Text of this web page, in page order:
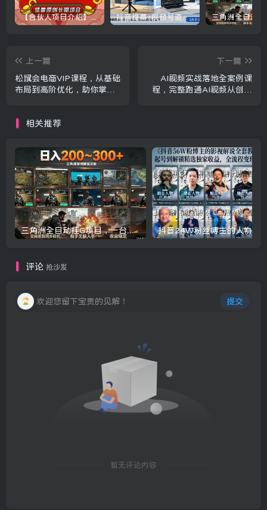
【合伙人项目介绍】打假维权项目介绍 抖音绿幕+视频号直播带货课：居家照着稿子念起号，手机电脑双场景搭建全流程
上一篇
松鼠会电商VIP课程，从基础
布局到高阶优化，助你掌握
下一篇
AI视频实战落地全案例课
程，完整跑通AI视频从创意
相关推荐
三角洲全自动挂G项目，一台电脑即可操作，防封稳账号，日收益300+，收益全程包回收，省心稳賺【揭秘】
评论 抢沙发
欢迎您留下宝贵的见解！ 提交
暂无评论内容